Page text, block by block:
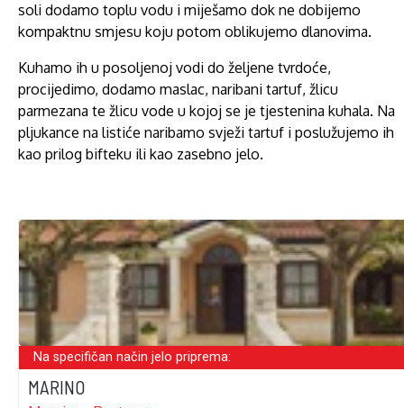
soli dodamo toplu vodu i miješamo dok ne dobijemo
kompaktnu smjesu koju potom oblikujemo dlanovima.
Kuhamo ih u posoljenoj vodi do željene tvrdoće,
procijedimo, dodamo maslac, naribani tartuf, žlicu
parmezana te žlicu vode u kojoj se je tjestenina kuhala. Na
pljukance na listiće naribamo svježi tartuf i poslužujemo ih
kao prilog bifteku ili kao zasebno jelo.
Na specifičan način jelo priprema:
MARINO